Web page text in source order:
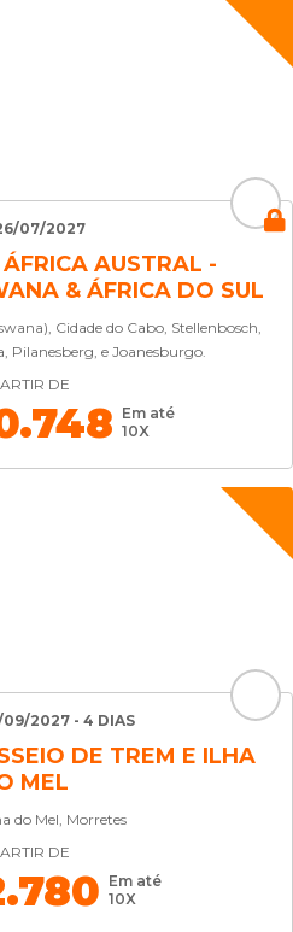
07/2027
AUSTRAL -
& ÁFRICA DO SUL
Cidade do Cabo, Stellenbosch,
Pilanesberg, e Joanesburgo.
DE
Em até
10X
2027 - 4 DIAS
DE TREM E ILHA
MEL
do Mel, Morretes
DE
Em até
10X